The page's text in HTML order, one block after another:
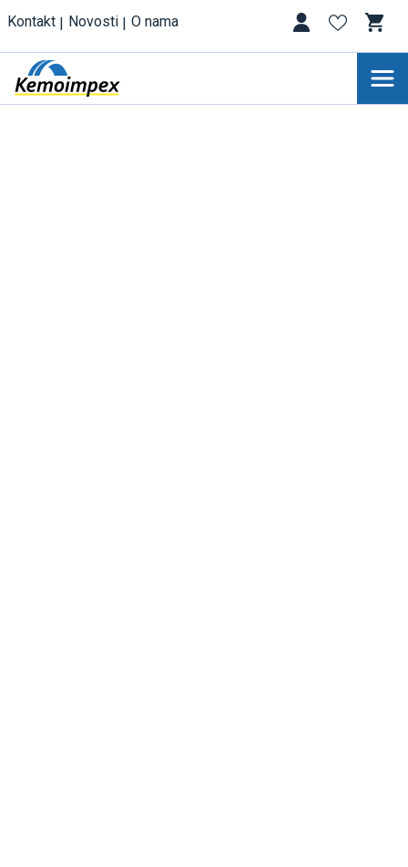
Kontakt Novosti O nama